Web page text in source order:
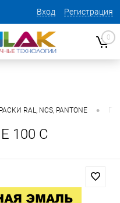
Вход Регистрация
0
RAL, NCS, PANTONE •
100 C